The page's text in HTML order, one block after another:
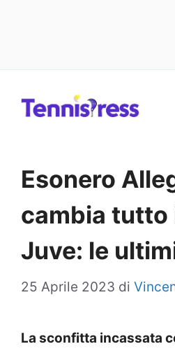
Esonero
cambia tutto
Juve: le
25 Aprile 2023 di
La sconfitta incassata